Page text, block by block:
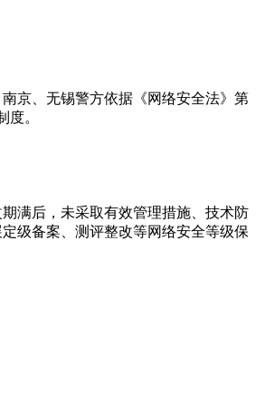
京、无锡警方依据《网络安全法》第
。
满后，未采取有效管理措施、技术防
级备案、测评整改等网络安全等级保